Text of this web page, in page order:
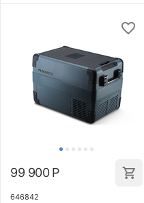
99 900 Р
646842